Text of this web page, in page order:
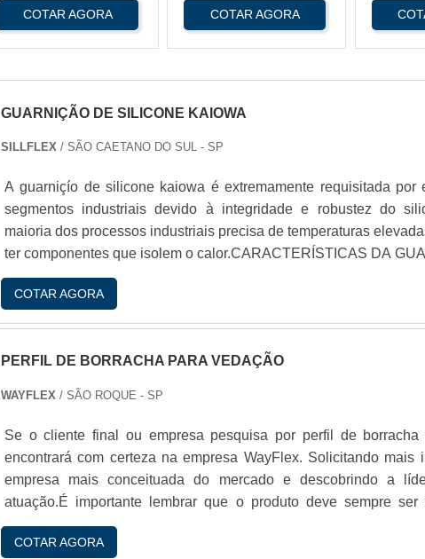
COTAR AGORA COTAR AGORA
GUARNIÇÃO DE SILICONE KAIOWA
SILLFLEX / SÃO CAETANO DO SUL - SP
A guarniçío de silicone kaiowa é extremamente requisitada por
segmentos industriais devido à integridade e robustez do
maioria dos processos industriais precisa de temperaturas
ter componentes que isolem o calor.CARACTERÍSTICAS DA
DE SILICONEA guarniçío é uma peça que pode ser
contextos industriais. Entre eles, estío: Alimentício: as guarnições ...
COTAR AGORA
PERFIL DE BORRACHA PARA VEDAÇÃO
WAYFLEX / SÃO ROQUE - SP
Se o cliente final ou empresa pesquisa por perfil de borracha
encontrará com certeza na empresa WayFlex. Solicitando mais
empresa mais conceituada do mercado e descobrindo a
atuação.É importante lembrar que o produto deve sempre ser
empresas especializadas no segmento. Esse tipo de cuidado
qualidade e durabilidade dos materiais, além de evitar prejuízos
COTAR AGORA